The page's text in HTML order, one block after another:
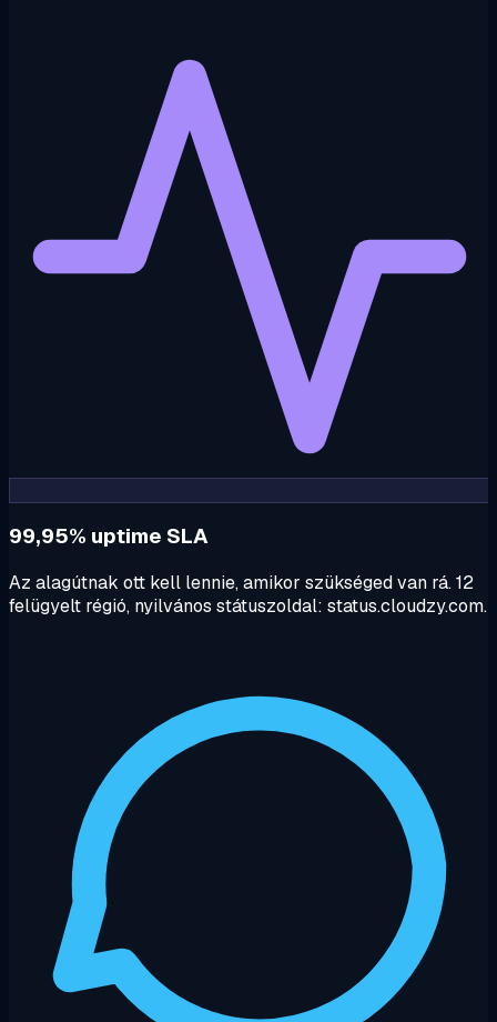
99,95% uptime SLA
Az alagútnak ott kell lennie, amikor szükséged van rá. 12
felügyelt régió, nyilvános státuszoldal: status.cloudzy.com.